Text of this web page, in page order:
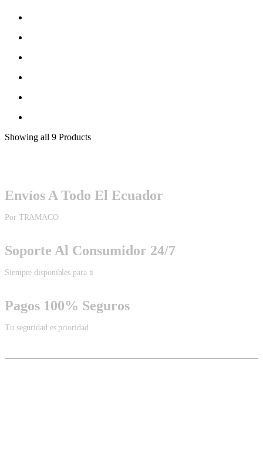
Showing all 9 Products
Envíos A Todo El Ecuador
Por TRAMACO
Soporte Al Consumidor 24/7
Siempre disponibles para ti
Pagos 100% Seguros
Tu seguridad es prioridad